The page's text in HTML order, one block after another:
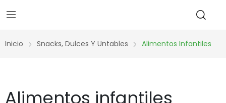
Inicio Snacks, Dulces Y Untables Alimentos Infantiles
Alimentos infantiles